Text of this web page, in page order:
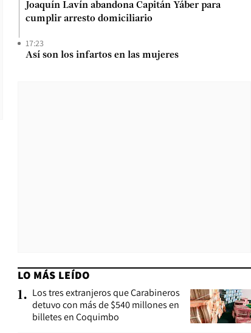
Joaquín Lavín abandona Capitán Yáber para
cumplir arresto domiciliario
17:23
Así son los infartos en las mujeres
LO MÁS LEÍDO
1. Los tres extranjeros que Carabineros
detuvo con más de $540 millones en
billetes en Coquimbo